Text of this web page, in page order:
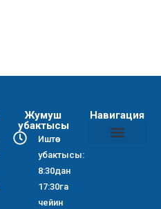
Жумуш
убактысы
Иштөө
убактысы:
8:30дан
17:30га
чейин
Навигация